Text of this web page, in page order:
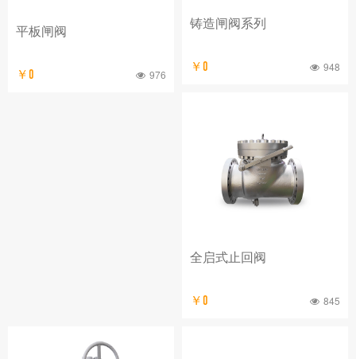
平板闸阀
￥0 976
铸造闸阀系列
￥0 948
全启式止回阀
￥0 845